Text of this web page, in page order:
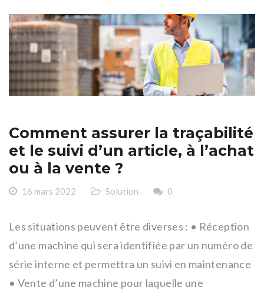
Comment assurer la traçabilité
et le suivi d’un article, à l’achat
ou à la vente ?
16 mars 2022 Solution 0
Les situations peuvent être diverses : • Réception
d’une machine qui sera identifiée par un numéro de
série interne et permettra un suivi en maintenance
• Vente d’une machine pour laquelle une